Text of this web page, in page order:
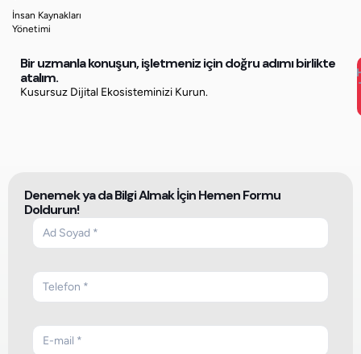
İnsan Kaynakları
Yönetimi
Bir uzmanla konuşun, işletmeniz için doğru adımı birlikte
atalım.
Kusursuz Dijital Ekosisteminizi Kurun.
Denemek ya da Bilgi Almak İçin Hemen Formu
Doldurun!